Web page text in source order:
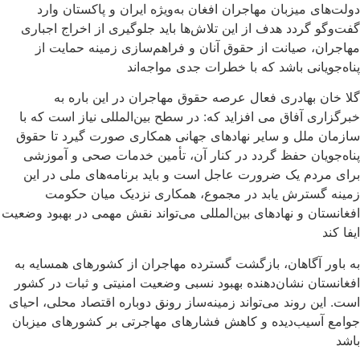
دولت‌های میزبان مهاجران افغان به‌ویژه ایران و پاکستان وارد
گفت‌وگو گردد هدف از این تلاش‌ها باید جلوگیری از اخراج اجباری
مهاجران، صیانت از حقوق آنان و فراهم‌سازی زمینه حمایت از
پناه‌جویانی باشد که با خطرات جدی مواجه‌اند
گلا خان بهادری فعال عرصه حقوق مهاجران در این باره به
خبرگزاری آفاق می افزاید که: در سطح بین‌المللی نیاز است که با
سازمان ملل و سایر نهادهای جهانی همکاری صورت گیرد تا حقوق
پناه‌جویان حفظ گردد در کنار آن، تأمین خدمات صحی و آموزشی
برای مردم یک ضرورت عاجل است و باید برنامه‌های ملی در این
زمینه گسترش یابد در مجموع، همکاری نزدیک میان حکومت
افغانستان و نهادهای بین‌المللی می‌تواند نقش مهمی در بهبود وضعیت
ایفا کند
به باور آگاهان‌، بازگشت گسترده مهاجران از کشورهای همسایه به
افغانستان نشان‌دهنده بهبود نسبی وضعیت امنیتی و ثبات در کشور
است. این روند می‌تواند زمینه‌ساز رونق دوباره اقتصاد محلی، احیای
جوامع آسیب‌دیده و کاهش فشارهای مهاجرتی بر کشورهای میزبان
باشد